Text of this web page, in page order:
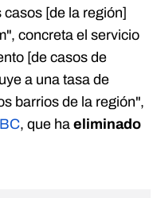
[de la región]
concreta el servicio
[de casos de
a una tasa de
barrios de la región",
, que ha eliminado